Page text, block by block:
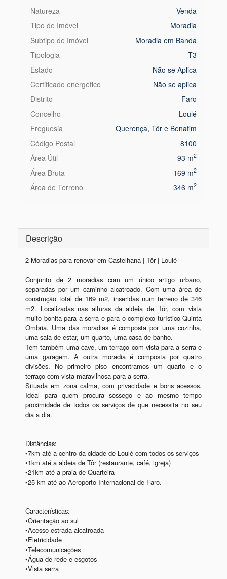
Natureza
Venda
Tipo de Imóvel
Moradia
Subtipo de Imóvel
Moradia em Banda
Tipologia
T3
Estado
Não se Aplica
Certificado energético
Não se aplica
Distrito
Faro
Concelho
Loulé
Freguesia
Querença, Tôr e Benafim
Código Postal
8100
Área Útil
93 m2
Área Bruta 169 m2
Área de Terreno 346 m2
Descrição
2 Moradias para renovar em Castelhana | Tôr | Loulé
Conjunto de 2 moradias com um único artigo urbano,
separadas por um caminho alcatroado. Com uma área de
construção total de 169 m2, inseridas num terreno de 346
m2. Localizadas nas alturas da aldeia de Tôr, com vista
muito bonita para a serra e para o complexo turístico Quinta
Ombria. Uma das moradias é composta por uma cozinha,
uma sala de estar, um quarto, uma casa de banho.
Tem também uma cave, um terraço com vista para a serra e
uma garagem. A outra moradia é composta por quatro
divisões. No primeiro piso encontramos um quarto e o
terraço com vista maravilhosa para a serra.
Situada em zona calma, com privacidade e bons acessos.
Ideal para quem procura sossego e ao mesmo tempo
proximidade de todos os serviços de que necessita no seu
dia a dia.
Distâncias:
•7km até a centro da cidade de Loulé com todos os serviços
•1km até a aldeia de Tôr (restaurante, café, igreja)
•21km até a praia de Quarteira
•25 km até ao Aeroporto Internacional de Faro.
Características:
•Orientação ao sul
•Acesso estrada alcatroada
•Eletricidade
•Telecomunicações
•Água de rede e esgotos
•Vista serra